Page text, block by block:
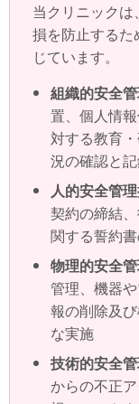
当クリニック
損を防止する
じています。
組織的安全
置、個人情
対する教育
況の確認と
人的安全管
契約の締結
関する誓約
物理的安全
管理、機器
報の削除及
な実施
技術的安全
からの不正